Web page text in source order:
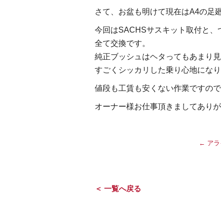
さて、お盆も明けて現在はA4の足
今回はSACHSサスキット取付と
全て交換です。
純正ブッシュはヘタってもあまり
すごくシッカリした乗り心地にな
値段も工賃も安くない作業ですの
オーナー様お仕事頂きましてあり
← ア
＜ 一覧へ戻る